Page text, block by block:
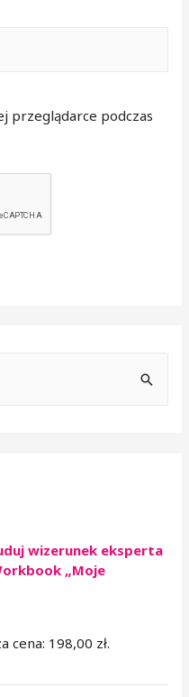
przeglądarce podczas
wizerunek eksperta
„Moje
cena: 198,00 zł.